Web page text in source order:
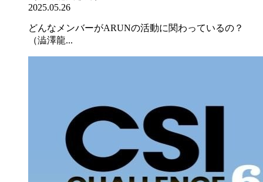
2025.05.26
どんなメンバーがARUNの活動に関わっているの？
（澁澤龍...